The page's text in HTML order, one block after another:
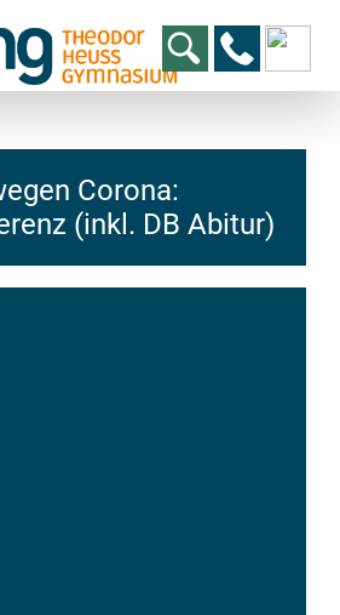
ed.ne
kalsn
id-gh
t@elu
Corona:
(inkl. DB Abitur)